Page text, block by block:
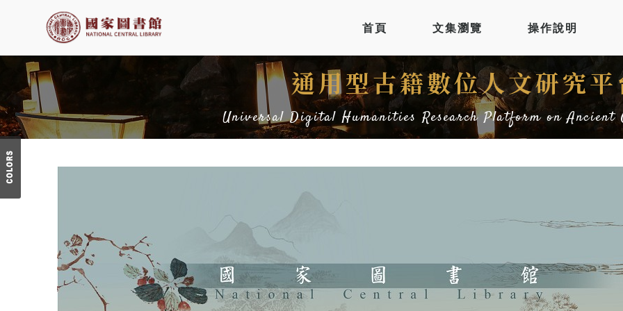
首頁 文集瀏覽 操作說明
通用型古籍數位人文研究
Universal Digital Humanities Research Platform on Ancient